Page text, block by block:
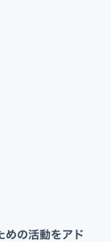
めの活動をアド